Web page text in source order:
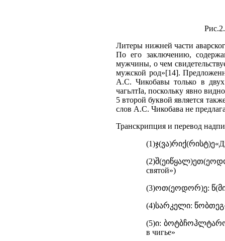
Литеры нижней части
По его заключению,
мужчины, о чем
мужской род»[14].
А.С. Чикобавы только в двух
чагьлтIа, поскольку явно
5 второй буквой является
слов А.С. Чикобава не
Транскрипция и перевод
святой»)
(3)ოთ(ეოდორ)ე:
(4)სარკელი:
(5)ი:
в чигье»